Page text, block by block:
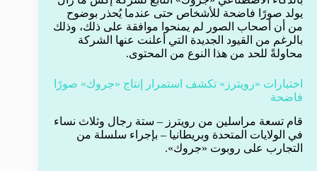
يولد صورًا فاضحة للأشخاص حتى عندما يُحذر بوضوح
من أن أصحاب الصور لم يمنحوا موافقة على ذلك، وذلك
بالرغم من القيود الجديدة التي أعلنت عنها الشركة
محاولةً للحد من هذا النوع من المحتوى.
اختبارات «رويترز» تكشف استمرار إنتاج «جروك» صورًا
فاضحة
قام تسعة مراسلين من رويترز – ستة رجال وثلاث نساء
في الولايات المتحدة وبريطانيا – بإجراء سلسلة من
التجارب على روبوت «جروك».